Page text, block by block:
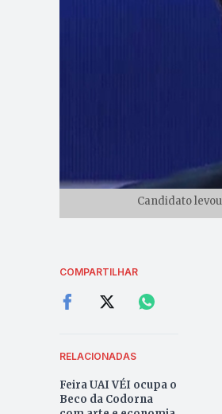
Candidato
COMPARTILHAR
RELACIONADAS
Feira UAI VÉI ocupa o
Beco da Codorna